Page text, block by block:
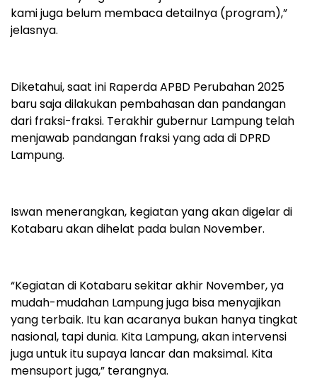
kami juga belum membaca detailnya (program),”
jelasnya.
Diketahui, saat ini Raperda APBD Perubahan 2025
baru saja dilakukan pembahasan dan pandangan
dari fraksi-fraksi. Terakhir gubernur Lampung telah
menjawab pandangan fraksi yang ada di DPRD
Lampung.
Iswan menerangkan, kegiatan yang akan digelar di
Kotabaru akan dihelat pada bulan November.
“Kegiatan di Kotabaru sekitar akhir November, ya
mudah-mudahan Lampung juga bisa menyajikan
yang terbaik. Itu kan acaranya bukan hanya tingkat
nasional, tapi dunia. Kita Lampung, akan intervensi
juga untuk itu supaya lancar dan maksimal. Kita
mensuport juga,” terangnya.